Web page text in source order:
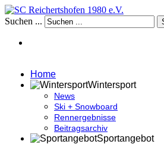
Suchen ...
Home
Wintersport
News
Ski + Snowboard
Rennergebnisse
Beitragsarchiv
Sportangebot